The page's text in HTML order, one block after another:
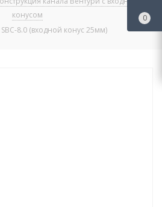
конусом
8.0 (входной конус 25мм)
0